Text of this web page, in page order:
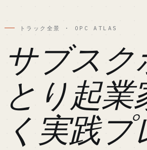
トラック全景 · OPC ATLAS
サブス
とり起業
く実践